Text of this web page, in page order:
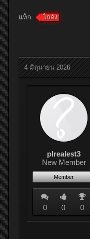
แท็ก: โกดัง
4 มิถุนายน 2026
plrealest3
New Member
Member
0 0 0